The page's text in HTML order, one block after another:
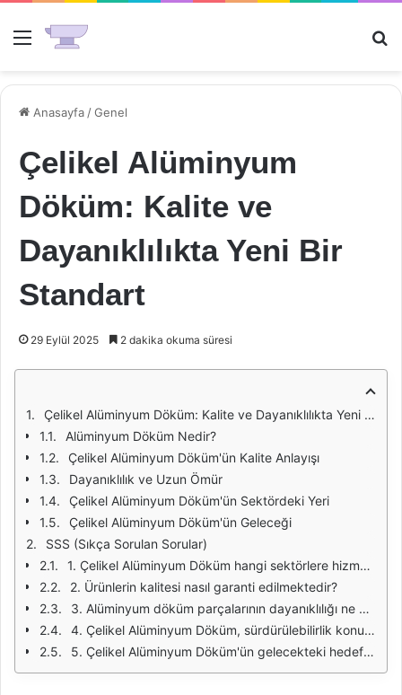
Menü
Anasayfa /Genel
Çelikel Alüminyum
Döküm: Kalite ve
Dayanıklılıkta Yeni Bir
Standart
29 Eylül 2025 2 dakika okuma süresi
Çelikel Alüminyum Döküm: Kalite ve Dayanıklılıkta Yeni Bir Standart
Alüminyum Döküm Nedir?
Çelikel Alüminyum Döküm'ün Kalite Anlayışı
Dayanıklılık ve Uzun Ömür
Çelikel Alüminyum Döküm'ün Sektördeki Yeri
Çelikel Alüminyum Döküm'ün Geleceği
SSS (Sıkça Sorulan Sorular)
1. Çelikel Alüminyum Döküm hangi sektörlere hizmet vermektedir?
2. Ürünlerin kalitesi nasıl garanti edilmektedir?
3. Alüminyum döküm parçalarının dayanıklılığı ne kadar sürmektedir?
4. Çelikel Alüminyum Döküm, sürdürülebilirlik konusuna nasıl yaklaşmaktadır?
5. Çelikel Alüminyum Döküm'ün gelecekteki hedefleri nelerdir?